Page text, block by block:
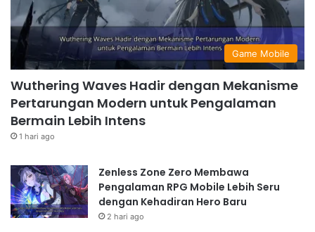
Game Mobile
Wuthering Waves Hadir dengan Mekanisme
Pertarungan Modern untuk Pengalaman
Bermain Lebih Intens
1 hari ago
Zenless Zone Zero Membawa
Pengalaman RPG Mobile Lebih Seru
dengan Kehadiran Hero Baru
2 hari ago